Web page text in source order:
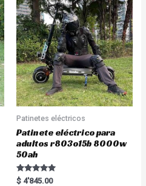
Patinetes eléctricos
Patinete eléctrico para
adultos r803o15b 8000w
50ah
Rated
$ 4'845.00